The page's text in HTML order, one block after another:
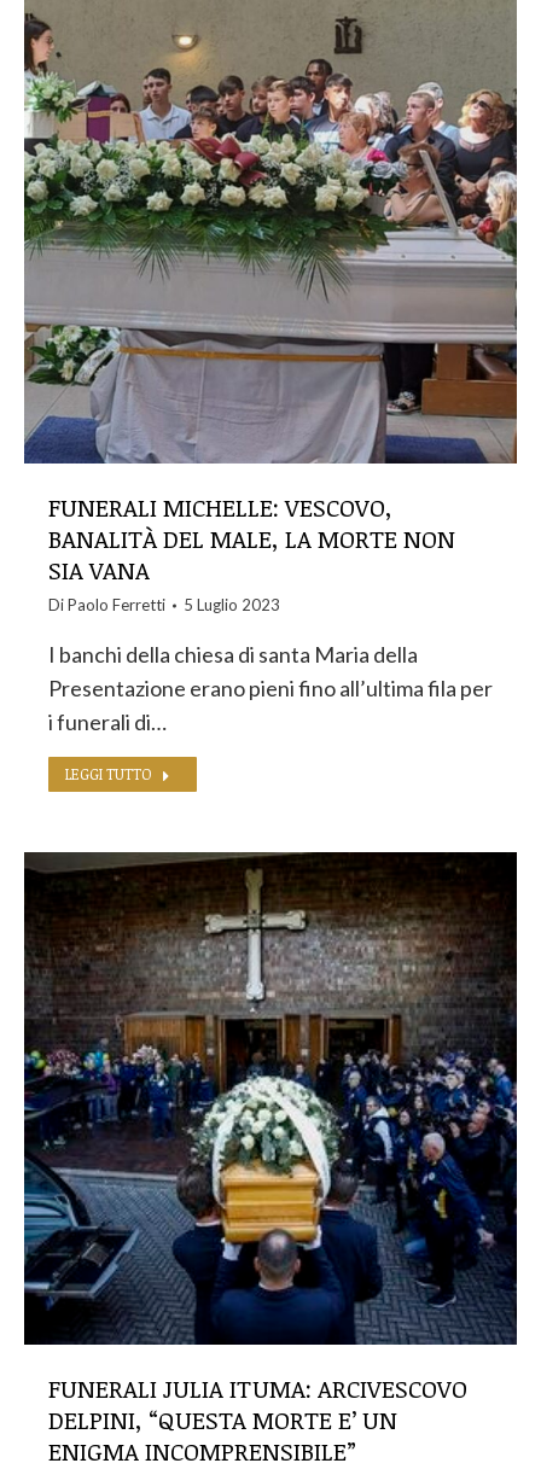
FUNERALI MICHELLE: VESCOVO,
BANALITÀ DEL MALE, LA MORTE NON
SIA VANA
DiPaolo Ferretti 5 Luglio 2023
I banchi della chiesa di santa Maria della
Presentazione erano pieni fino all’ultima fila per
i funerali di…
LEGGI TUTTO
FUNERALI JULIA ITUMA: ARCIVESCOVO
DELPINI, “QUESTA MORTE E’ UN
ENIGMA INCOMPRENSIBILE”